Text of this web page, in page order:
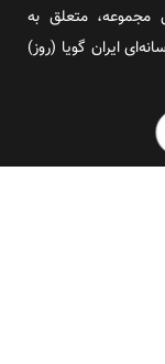
مجموعه، متعلق به
ایران گویا (روز)